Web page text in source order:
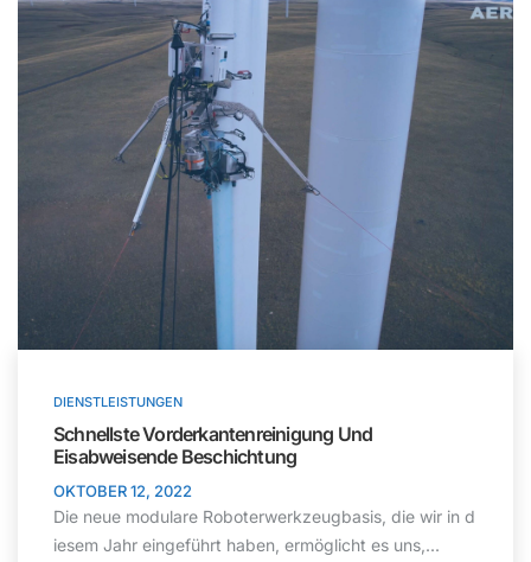
DIENSTLEISTUNGEN
Schnellste Vorderkantenreinigung Und
Eisabweisende Beschichtung
OKTOBER 12, 2022
Die neue modulare Roboterwerkzeugbasis, die wir in d
iesem Jahr eingeführt haben, ermöglicht es uns,...